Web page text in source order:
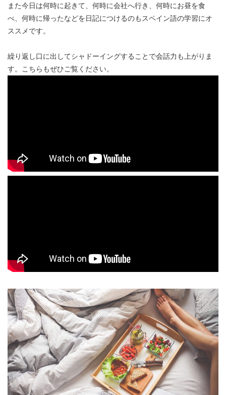
また今日は何時に起きて、何時に会社へ行き、何時にお昼を食
べ、何時に帰ったなどを日記につけるのもスペイン語の学習にオ
ススメです。
繰り返し口に出してシャドーイングすることで会話力も上がりま
す。こちらもぜひご覧ください。